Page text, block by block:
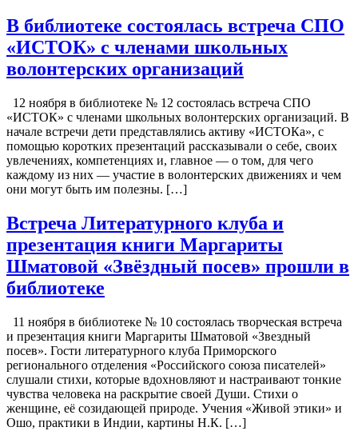
В библиотеке состоялась встреча СПО
«ИСТОК» с членами школьных
волонтерских организаций
12 ноября в библиотеке № 12 состоялась встреча СПО
«ИСТОК» с членами школьных волонтерских организаций. В
начале встречи дети представлялись активу «ИСТОКа», с
помощью коротких презентаций рассказывали о себе, своих
увлечениях, компетенциях и, главное — о том, для чего
каждому из них — участие в волонтерских движениях и чем
они могут быть им полезны. […]
Встреча Литературного клуба и
презентация книги Маргариты
Шматовой «Звёздный посев» прошли в
библиотеке
11 ноября в библиотеке № 10 состоялась творческая встреча
и презентация книги Маргариты Шматовой «Звездный
посев». Гости литературного клуба Приморского
регионального отделения «Российского союза писателей»
слушали стихи, которые вдохновляют и настраивают тонкие
чувства человека на раскрытие своей Души. Стихи о
женщине, её созидающей природе. Учения «Живой этики» и
Ошо, практики в Индии, картины Н.К. […]